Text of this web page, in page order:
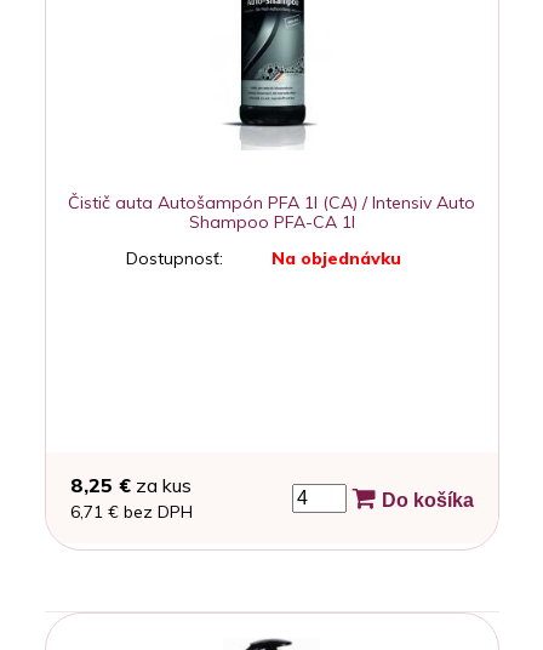
Čistič auta Autošampón PFA 1l (CA) / Intensiv Auto
Shampoo PFA-CA 1l
Dostupnosť:
Na objednávku
8,25 € za kus
6,71 € bez DPH
Do košíka